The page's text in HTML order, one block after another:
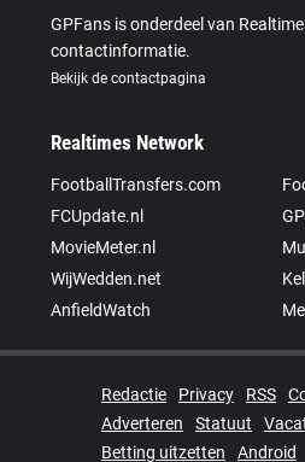
GPFans is onderdeel van
contactinformatie.
Bekijk de contactpagina
Realtimes Network
FootballTransfers.com
FCUpdate.nl
MovieMeter.nl
WijWedden.net
AnfieldWatch
Redactie Privacy RSS
Adverteren
Statuut
Betting uitzetten
Android